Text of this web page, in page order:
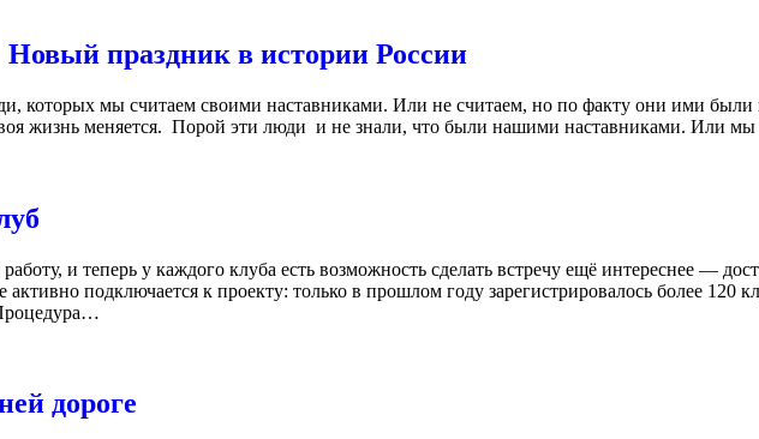
праздник в истории России
которых мы считаем своими наставниками. Или не считаем, но по факту они ими были
жизнь меняется. Порой эти люди и не знали, что были нашими наставниками. Или
и теперь у каждого клуба есть возможность сделать встречу ещё интереснее —
подключается к проекту: только в прошлом году зарегистрировалось более
дороге